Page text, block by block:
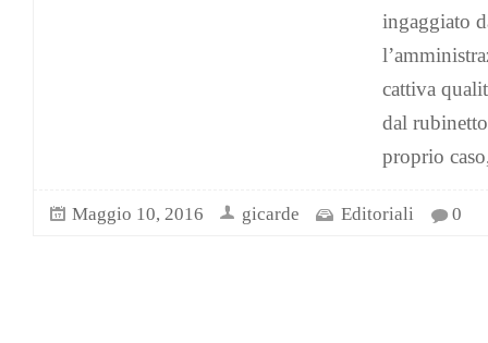
ingaggiato
cattiva
dal
proprio
Maggio 10, 2016 gicarde Editoriali 0